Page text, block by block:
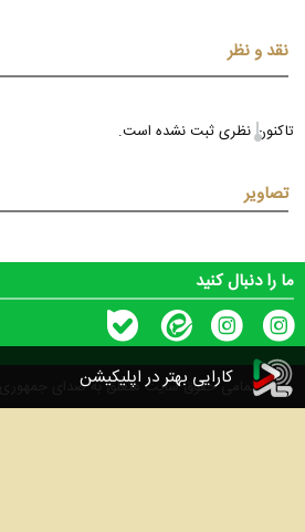
نقد و نظر
تاکنون نظری ثبت نشده است.
تصاویر
ما را دنبال کنید
۱۴۰۰ تمامی حقوق سایت متعلق به صدای
کارایی بهتر در اپلیکیشن